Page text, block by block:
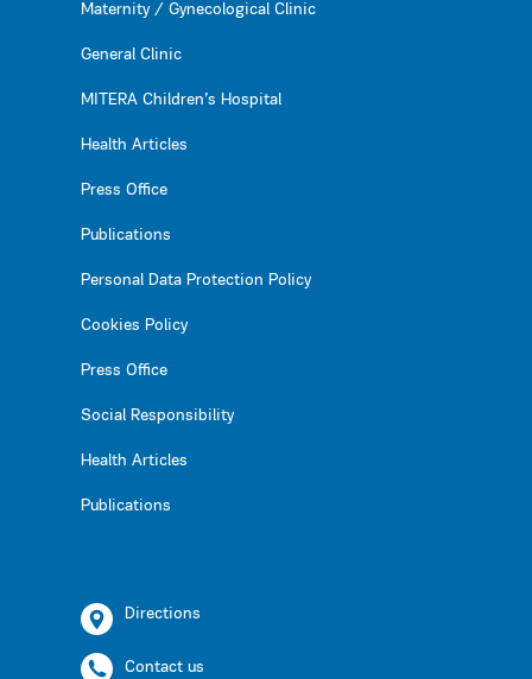
Maternity / Gynecological Clinic
General Clinic
MITERA Children’s Hospital
Health Articles
Press Office
Publications
Personal Data Protection Policy
Cookies Policy
Press Office
Social Responsibility
Health Articles
Publications
Directions
Contact us